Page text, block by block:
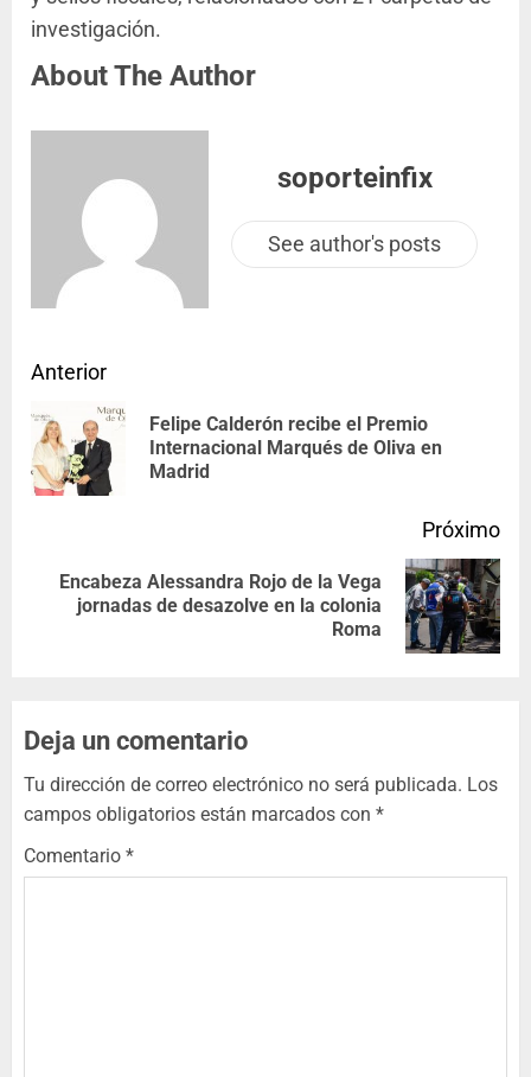
investigación.
About The Author
soporteinfix
See author's posts
Anterior
Felipe Calderón recibe el Premio
Internacional Marqués de Oliva en
Madrid
Próximo
Encabeza Alessandra Rojo de la Vega
jornadas de desazolve en la colonia
Roma
Deja un comentario
Tu dirección de correo electrónico no será publicada. Los
campos obligatorios están marcados con *
Comentario *